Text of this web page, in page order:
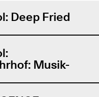
Deep Fried
Musik-